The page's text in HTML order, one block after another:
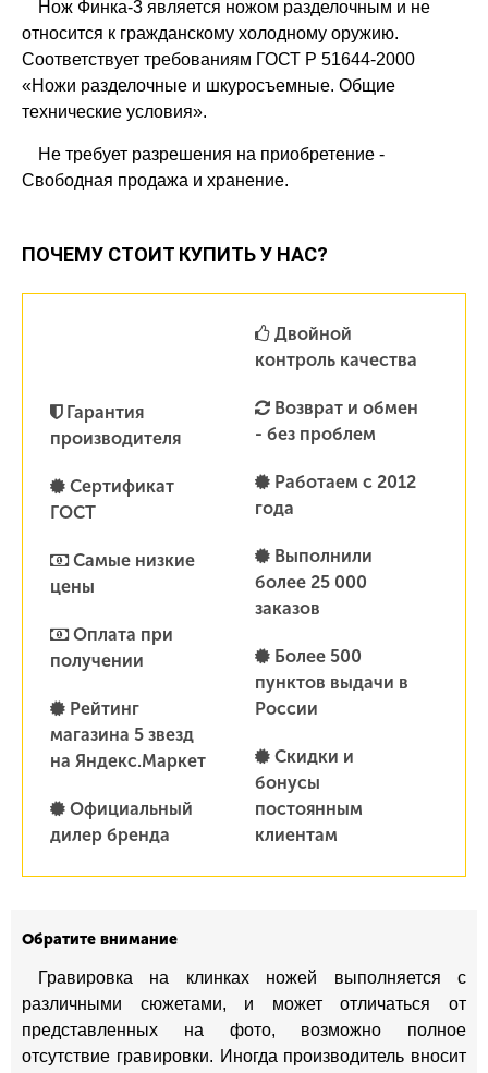
Нож Финка-3 является ножом разделочным и не
относится к гражданскому холодному оружию.
Соответствует требованиям ГОСТ Р 51644-2000
«Ножи разделочные и шкуросъемные. Общие
технические условия».
Не требует разрешения на приобретение -
Свободная продажа и хранение.
ПОЧЕМУ СТОИТ КУПИТЬ У НАС?
Гарантия
производителя
Сертификат
ГОСТ
Самые низкие
цены
Оплата при
получении
Рейтинг
магазина 5 звезд
на Яндекс.Маркет
Официальный
дилер бренда
Двойной
контроль качества
Возврат и обмен
- без проблем
Работаем с 2012
года
Выполнили
более 25 000
заказов
Более 500
пунктов выдачи в
России
Скидки и
бонусы
постоянным
клиентам
Обратите внимание
Гравировка на клинках ножей выполняется с
различными сюжетами, и может отличаться от
представленных на фото, возможно полное
отсутствие гравировки. Иногда производитель вносит